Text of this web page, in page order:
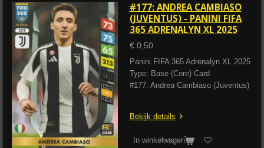
#177: ANDREA CAMBIASO
(JUVENTUS) - PANINI FIFA
365 ADRENALYN XL 2025
€ 0,50
Panini FIFA 365 Adrenalyn XL 2025
Type: Base (Core) Card
#177: Andrea Cambiaso (Juventus)
Bekijk details
In winkelwagen